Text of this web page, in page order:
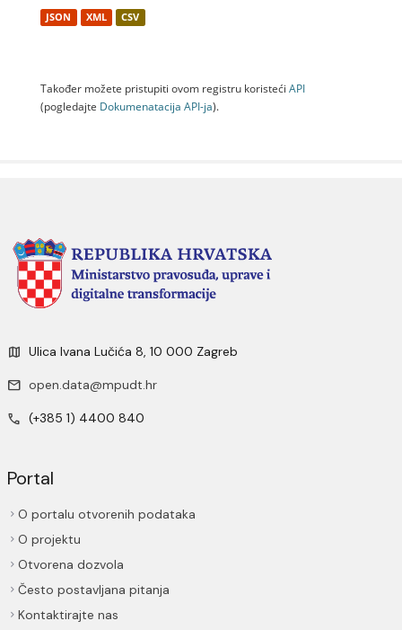
JSON XML CSV
Također možete pristupiti ovom registru koristeći API
(pogledajte Dokumenаtаcijа API-jа).